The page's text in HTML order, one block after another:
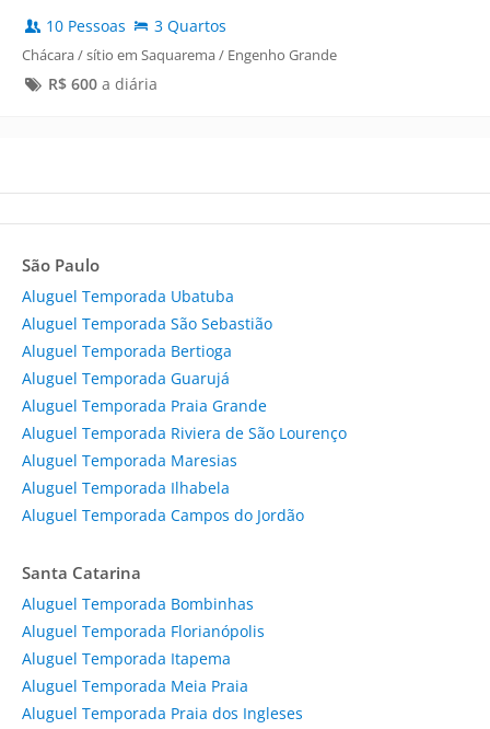
10 Pessoas 3 Quartos
Chácara / sítio em Saquarema / Engenho Grande
R$ 600a diária
São Paulo
Aluguel Temporada Ubatuba
Aluguel Temporada São Sebastião
Aluguel Temporada Bertioga
Aluguel Temporada Guarujá
Aluguel Temporada Praia Grande
Aluguel Temporada Riviera de São Lourenço
Aluguel Temporada Maresias
Aluguel Temporada Ilhabela
Aluguel Temporada Campos do Jordão
Santa Catarina
Aluguel Temporada Bombinhas
Aluguel Temporada Florianópolis
Aluguel Temporada Itapema
Aluguel Temporada Meia Praia
Aluguel Temporada Praia dos Ingleses